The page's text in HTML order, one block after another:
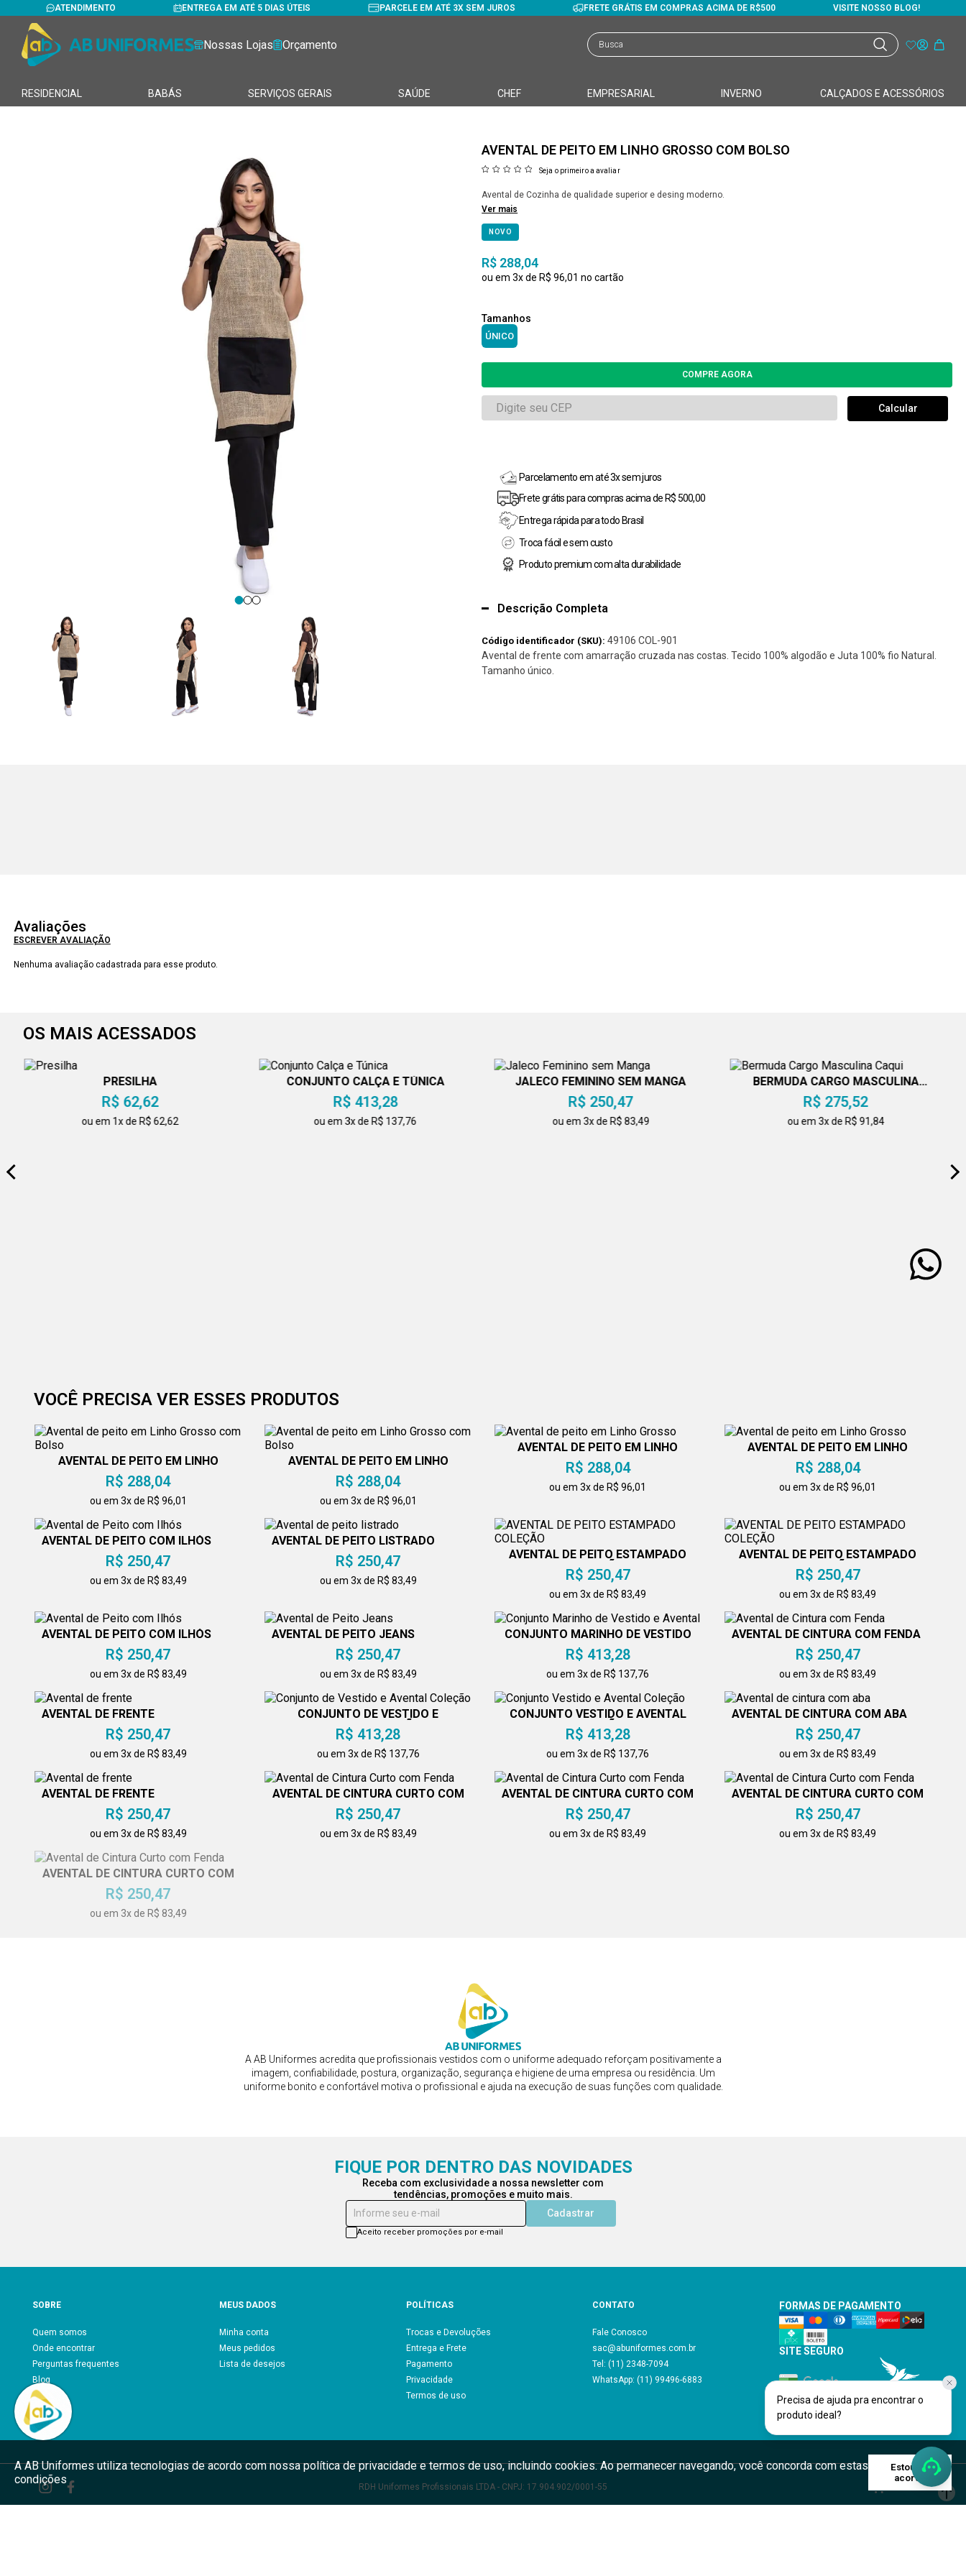
ATENDIMENTO ENTREGA EM ATÉ 5 DIAS ÚTEIS PARCELE EM ATÉ 3X SEM JUROS FRETE GRÁTIS EM COMPRAS ACIMA DE R$500 VISITE NOSSO BLOG!
Nossas Lojas Orçamento
RESIDENCIAL BABÁS SERVIÇOS GERAIS SAÚDE CHEF EMPRESARIAL INVERNO CALÇADOS E ACESSÓRIOS
AVENTAL DE PEITO EM LINHO GROSSO COM BOLSO
Seja o primeiro a avaliar
Avental de Cozinha de qualidade superior e desing moderno.
Ver mais
NOVO
R$ 288,04
3x R$ 96,01
ÚNICO
Parcelamento em até 3x sem juros
Frete grátis para compras acima de R$ 500,00
Entrega rápida para todo Brasil
Troca fácil e sem custo
Produto premium com alta durabilidade
Descrição Completa
Código identificador (SKU): 49106 COL-901
Avental de frente com amarração cruzada nas costas. Tecido 100% algodão e Juta 100% fio Natural.
Tamanho único.
Avaliações
ESCREVER AVALIAÇÃO
Nenhuma avaliação cadastrada para esse produto.
OS MAIS ACESSADOS
PRESILHA
R$ 62,62
ou em 1x de R$ 62,62
CONJUNTO CALÇA E TÚNICA
R$ 413,28
ou em 3x de R$ 137,76
JALECO FEMININO SEM MANGA
R$ 250,47
ou em 3x de R$ 83,49
BERMUDA CARGO MASCULINA
R$ 275,52
ou em 3x de R$ 91,84
VOCÊ PRECISA VER ESSES PRODUTOS
AVENTAL DE PEITO EM LINHO
GROSSO COM BOLSO
R$ 288,04
ou em 3x de R$ 96,01
AVENTAL DE PEITO EM LINHO
GROSSO COM BOLSO
R$ 288,04
ou em 3x de R$ 96,01
AVENTAL DE PEITO EM LINHO
GROSSO
R$ 288,04
ou em 3x de R$ 96,01
AVENTAL DE PEITO EM LINHO
GROSSO
R$ 288,04
ou em 3x de R$ 96,01
AVENTAL DE PEITO COM ILHÓS
R$ 250,47
ou em 3x de R$ 83,49
AVENTAL DE PEITO LISTRADO
R$ 250,47
ou em 3x de R$ 83,49
AVENTAL DE PEITO ESTAMPADO
COLEÇÃO
R$ 250,47
ou em 3x de R$ 83,49
AVENTAL DE PEITO ESTAMPADO
COLEÇÃO
R$ 250,47
ou em 3x de R$ 83,49
AVENTAL DE PEITO COM ILHÓS
R$ 250,47
ou em 3x de R$ 83,49
AVENTAL DE PEITO JEANS
R$ 250,47
ou em 3x de R$ 83,49
CONJUNTO MARINHO DE VESTIDO
E AVENTAL
R$ 413,28
ou em 3x de R$ 137,76
AVENTAL DE CINTURA COM FENDA
R$ 250,47
ou em 3x de R$ 83,49
AVENTAL DE FRENTE
R$ 250,47
ou em 3x de R$ 83,49
CONJUNTO DE VESTIDO E
AVENTAL COLEÇÃO
R$ 413,28
ou em 3x de R$ 137,76
CONJUNTO VESTIDO E AVENTAL
COLEÇÃO
R$ 413,28
ou em 3x de R$ 137,76
AVENTAL DE CINTURA COM ABA
R$ 250,47
ou em 3x de R$ 83,49
AVENTAL DE FRENTE
R$ 250,47
ou em 3x de R$ 83,49
AVENTAL DE CINTURA CURTO COM
FENDA
R$ 250,47
ou em 3x de R$ 83,49
AVENTAL DE CINTURA CURTO COM
FENDA
R$ 250,47
ou em 3x de R$ 83,49
AVENTAL DE CINTURA CURTO COM
FENDA
R$ 250,47
ou em 3x de R$ 83,49
AVENTAL DE CINTURA CURTO COM
FENDA
R$ 250,47
ou em 3x de R$ 83,49
A AB Uniformes acredita que profissionais vestidos com o uniforme adequado reforçam positivamente a
imagem, confiabilidade, postura, organização, segurança e higiene de uma empresa ou residência. Um
uniforme bonito e confortável motiva o profissional e ajuda na execução de suas funções com qualidade.
FIQUE POR DENTRO DAS NOVIDADES
Receba com exclusividade a nossa newsletter com
tendências, promoções e muito mais.
Informe seu e-mail
Cadastrar
Aceito receber promoções por e-mail
SOBRE
Quem somos
Onde encontrar
Perguntas frequentes
Blog
MEUS DADOS
Minha conta
Meus pedidos
Lista de desejos
POLÍTICAS
Trocas e Devoluções
Entrega e Frete
Pagamento
Privacidade
Termos de uso
CONTATO
Fale Conosco
sac@abuniformes.com.br
Tel: (11) 2348-7094
WhatsApp: (11) 99496-6883
SITE SEGURO
Verificada por
FORMAS DE PAGAMENTO
RDH Uniformes Profissionais LTDA - CNPJ: 17.904.902/0001-55
A AB Uniformes utiliza tecnologias de acordo com nossa política de privacidade e termos de uso, incluindo cookies. Ao permanecer navegando, você concorda com estas
condições
Estou de
acordo
Precisa de ajuda pra encontrar o
produto ideal?